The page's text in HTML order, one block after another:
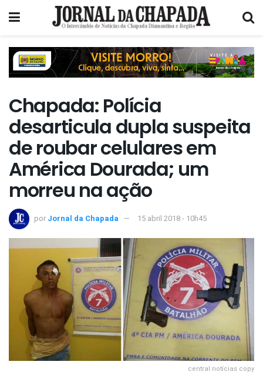
Chapada: Polícia
desarticula dupla suspeita
de roubar celulares em
América Dourada; um
morreu na ação
por Jornal da Chapada 15 abril 2018 - 10h45
central notícias copy